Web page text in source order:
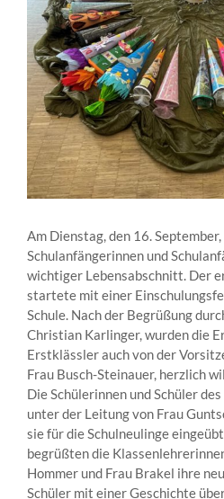
Am Dienstag, den 16.
Schulanfängerinnen und
wichtiger Lebensabschnitt. Der
startete mit einer
Schule. Nach der Begrüßung
Christian Karlinger, wurden die
Erstklässler auch von der
Frau Busch-Steinauer, herzlich
Die Schülerinnen und Schüler
unter der Leitung von Frau
sie für die Schulneulinge
begrüßten die
Hommer und Frau Brakel ihre
Schüler mit einer Geschichte